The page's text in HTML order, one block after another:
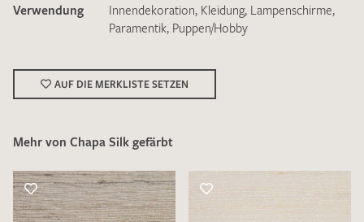
Ich bin damit einverstanden, dass meine angegebenen Daten
zur Beantwortung meiner Musteranfrage genutzt werden.
DieDatenschutzbestimmungenhabe ich zur Kenntnis
Verwendung
Innendekoration, Kleidung, Lampenschirme,
Paramentik, Puppen/Hobby
AUF DIE MERKLISTE SETZEN
Mehr von Chapa Silk gefärbt